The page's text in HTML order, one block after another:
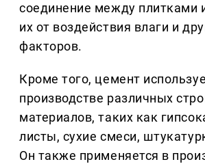
соединение между плитками
их от воздействия влаги и
факторов.
Кроме того, цемент
производстве различных
материалов, таких как
листы, сухие смеси,
Он также применяется в